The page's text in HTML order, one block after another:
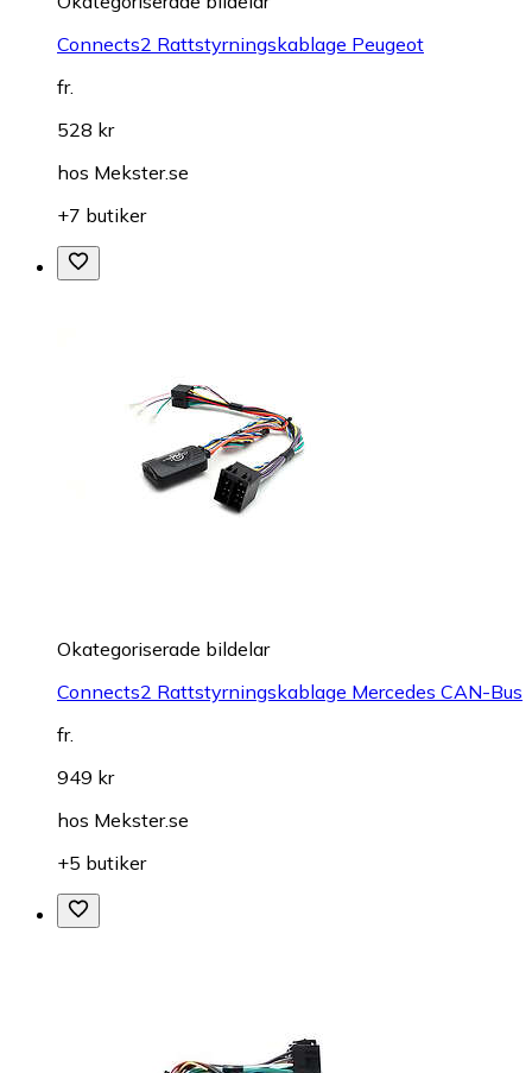
Connects2 Rattstyrningskablage Peugeot
fr.
528 kr
hos Mekster.se
+7 butiker
Okategoriserade bildelar
Connects2 Rattstyrningskablage Mercedes CAN-Bus
fr.
949 kr
hos Mekster.se
+5 butiker